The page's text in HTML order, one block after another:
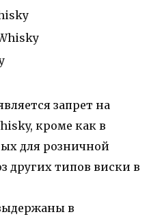
запрет на
кроме как в
для розничной
других типов виски в
в